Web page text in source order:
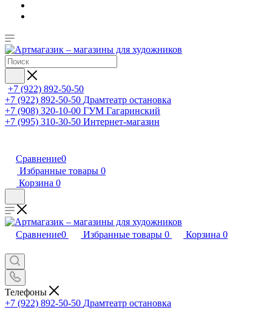
+7 (922) 892-50-50
+7 (922) 892-50-50 Драмтеатр остановка
+7 (908) 320-10-00 ГУМ Гагаринский
+7 (995) 310-30-50 Интернет-магазин
Сравнение0
Избранные товары 0
Корзина 0
Сравнение0 Избранные товары 0 Корзина 0
Телефоны
+7 (922) 892-50-50 Драмтеатр остановка